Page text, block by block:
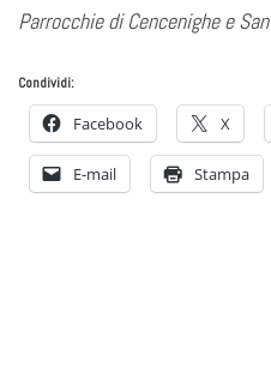
Parrocchie di Cencenighe e
Condividi:
Facebook X
E-mail Stampa